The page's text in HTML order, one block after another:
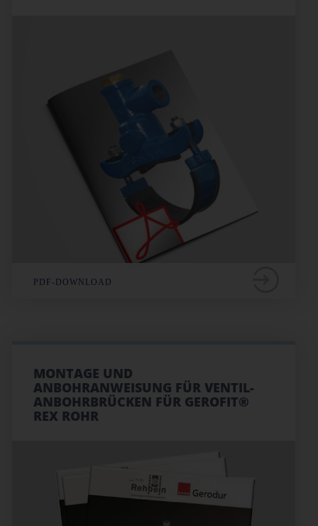
PDF-DOWNLOAD
MONTAGE UND
ANBOHRANWEISUNG FÜR VENTIL-
ANBOHRBRÜCKEN FÜR GEROFIT®
REX ROHR